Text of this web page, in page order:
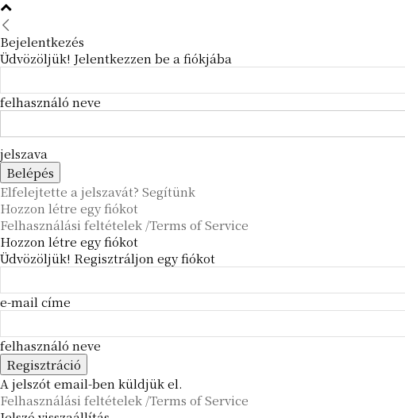
Bejelentkezés
Üdvözöljük! Jelentkezzen be a fiókjába
felhasználó neve
jelszava
Elfelejtette a jelszavát? Segítünk
Hozzon létre egy fiókot
Felhasználási feltételek /Terms of Service
Hozzon létre egy fiókot
Üdvözöljük! Regisztráljon egy fiókot
e-mail címe
felhasználó neve
A jelszót email-ben küldjük el.
Felhasználási feltételek /Terms of Service